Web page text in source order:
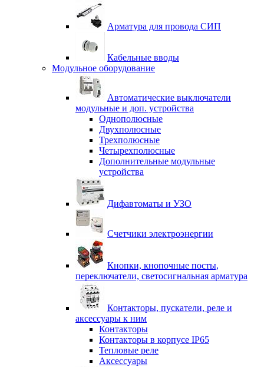
Арматура для провода СИП
Кабельные вводы
Модульное оборудование
Автоматические выключатели
модульные и доп. устройства
Однополюсные
Двухполюсные
Трехполюсные
Четырехполюсные
Дополнительные модульные
устройства
Дифавтоматы и УЗО
Счетчики электроэнергии
Кнопки, кнопочные посты,
переключатели, светосигнальная арматура
Контакторы, пускатели, реле и
аксессуары к ним
Контакторы
Контакторы в корпусе IP65
Тепловые реле
Аксессуары